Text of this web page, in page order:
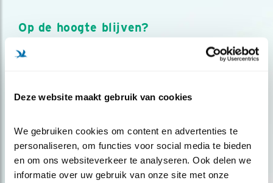
Deze website maakt gebruik van cookies
We gebruiken cookies om content en advertenties te
personaliseren, om functies voor social media te bieden
en om ons websiteverkeer te analyseren. Ook delen we
informatie over uw gebruik van onze site met onze
Op de hoogte blijven?
Meld je aan en ontvang nieuws, inspiratie, acties en tips
over vogels en activiteiten van Vogelbescherming.